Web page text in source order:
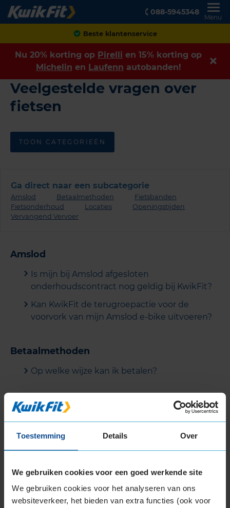
Toestemming Details Over
We gebruiken cookies voor een goed werkende site
We gebruiken cookies voor het analyseren van ons
websiteverkeer, het bieden van extra functies (ook voor
088-5945348
Menu
Beste klantenservice
Nu 20% korting op Pirelli en 15% korting op
Michelin en Laufenn autobanden!
Veelgestelde vragen over
fietsen
TOON CATEGORIEËN
Ga direct naar een subcategorie
Amslod Betaalmethoden
Fietsbanden
Fietsonderhoud
Locaties
Openingstijden
Vervangend Vervoer
Amslod
Is mijn bij Amslod afgesloten
onderhoudscontract nog geldig bij KwikFit?
Kan KwikFit de terugroepactie voor de
voorvork van mijn Amslod e-bike uitvoeren?
Betaalmethoden
Op welke wijze kan ik betalen?
Fietsbanden
Waarom hebben alle banden dezelfde prijs?
Moeten nieuwe blokken en schijfremmen